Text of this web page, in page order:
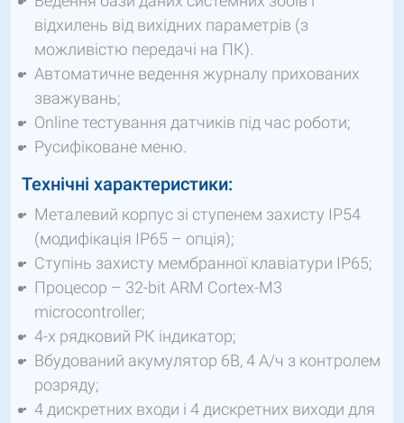
відхилень від вихідних параметрів (з
можливістю передачі на ПК).
Автоматичне ведення журналу прихованих
зважувань;
Online тестування датчиків під час роботи;
Русифіковане меню.
Технічні характеристики:
Металевий корпус зі ступенем захисту IP54
(модифікація IP65 – опція);
Ступінь захисту мембранної клавіатури IP65;
Процесор – 32-bit ARM Cortex-M3
microcontroller;
4-х рядковий РК індикатор;
Вбудований акумулятор 6В, 4 А/ч з контролем
розряду;
4 дискретних входи і 4 дискретних виходи для